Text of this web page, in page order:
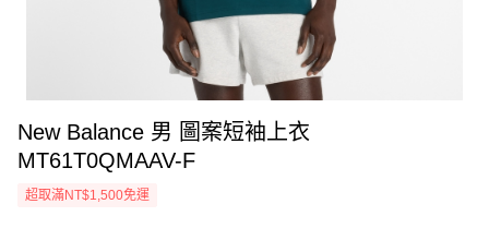
New Balance 男 圖案短袖上衣
MT61T0QMAAV-F
超取滿NT$1,500免運